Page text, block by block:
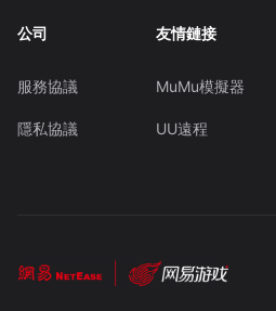
公司
服務協議
隱私協議
友情鏈接
MuMu模擬器
UU遠程